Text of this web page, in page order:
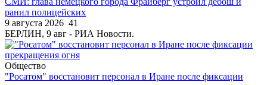
ранил полицейских
9 августа 2026 41
БЕРЛИН, 9 авг - РИА Новости.
Общество
"Росатом" восстановит персонал в Иране после фиксации